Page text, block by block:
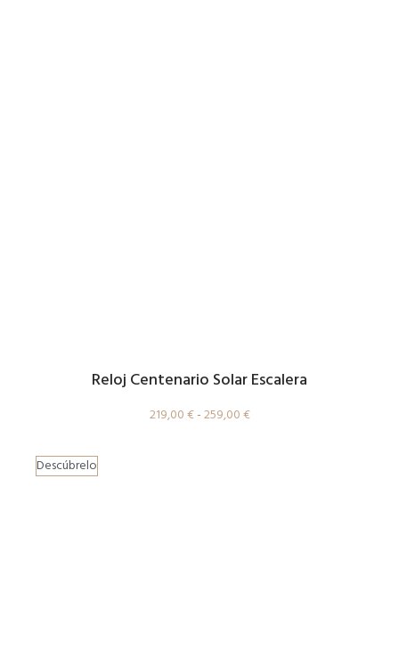
Reloj Centenario Solar Escalera
219,00 €- 259,00 €
Descúbrelo